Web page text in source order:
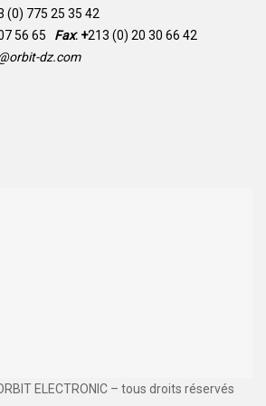
(0) 775 25 35 42
56 65 Fax: +213 (0) 20 30 66 42
dz.com
ELECTRONIC – tous droits réservés